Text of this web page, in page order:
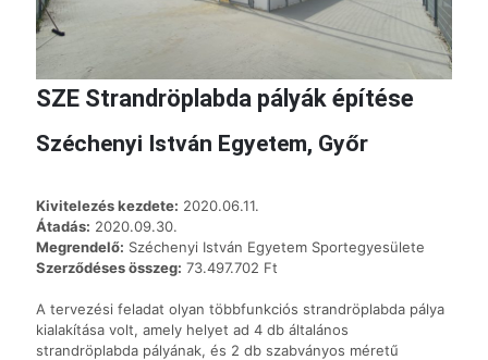
SZE Strandröplabda pályák építése
Széchenyi István Egyetem, Győr
Kivitelezés kezdete: 2020.06.11.
Átadás: 2020.09.30.
Megrendelő: Széchenyi István Egyetem Sportegyesülete
Szerződéses összeg: 73.497.702 Ft
A tervezési feladat olyan többfunkciós strandröplabda pálya
kialakítása volt, amely helyet ad 4 db általános
strandröplabda pályának, és 2 db szabványos méretű